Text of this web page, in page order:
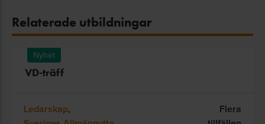
Relaterade utbildningar
Nyhet
VD-träff
Ledarskap,
Flera